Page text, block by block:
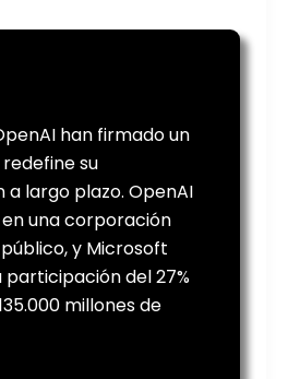
han firmado un
su
largo plazo. OpenAI
una corporación
y Microsoft
participación del 27%
millones de